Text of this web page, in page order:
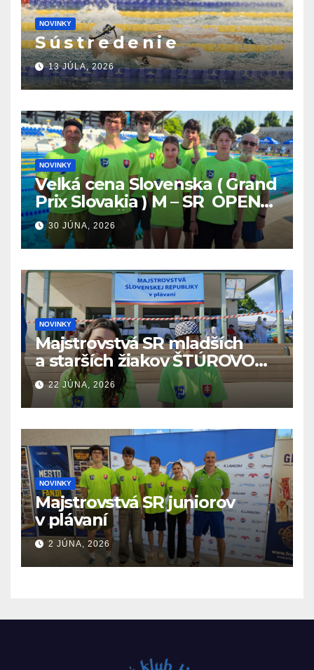
NOVINKY
S ú s t r e d e n i e
13 JÚLA, 2026
NOVINKY
Veľká cena Slovenska ( Grand
Prix Slovakia ) M – SR OPEN
v plávaní. Šamorín 26.6. –
28.6.2026
30 JÚNA, 2026
NOVINKY
Majstrovstvá SR mladších
a starších žiakov ŠTÚROVO
19.6. – 21.6.2026
22 JÚNA, 2026
NOVINKY
Majstrovstvá SR juniorov
v plávaní
2 JÚNA, 2026